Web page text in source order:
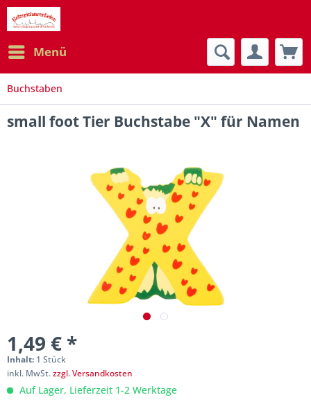
Menü
Buchstaben
small foot Tier Buchstabe "X" für Namen
1,49 € *
Inhalt: 1 Stück
inkl. MwSt.zzgl. Versandkosten
Auf Lager, Lieferzeit 1-2 Werktage